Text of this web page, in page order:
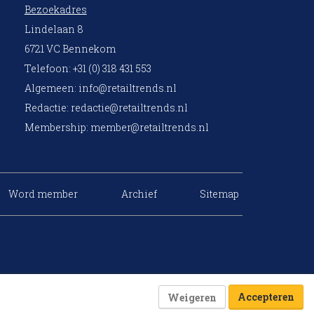
Bezoekadres
Lindelaan 8
6721 VC Bennekom
Telefoon: +31 (0) 318 431 553
Algemeen: info@retailtrends.nl
Redactie: redactie@retailtrends.nl
Membership: member@retailtrends.nl
Word member Archief Sitemap
Weigeren Accepteren